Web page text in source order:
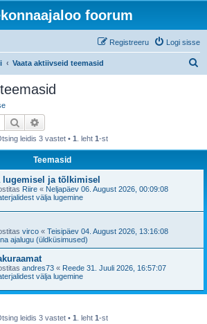
foorum
Logi sisse
Registreeru
Vaata aktiivseid teemasid
Otsi
leidis 3 vastet • 1 . leht 1-st
Teemasid
lugemisel ja tõlkimisel
Riire « Neljapäev 06. August 2026, 00:09:08
välja lugemine
virco « Teisipäev 04. August 2026, 13:16:08
ajalugu (üldküsimused)
andres73 « Reede 31. Juuli 2026, 16:57:07
välja lugemine
leidis 3 vastet • 1 . leht 1-st